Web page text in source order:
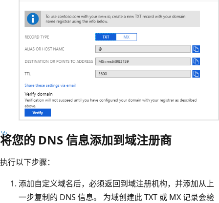
将您的 DNS 信息添加到域注册商
执行以下步骤：
添加自定义域名后，必须返回到域注册机构，并添加从上
一步复制的 DNS 信息。 为域创建此 TXT 或 MX 记录会验